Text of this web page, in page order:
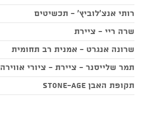
רותי אנצ'לוביץ' - תכשיטים
שרה ריי - ציירת
שרונה אנגרט - אמנית רב תחומית
תמר שלייסנר - ציירת - ציורי אווירה
תקופת האבן STONE-AGE